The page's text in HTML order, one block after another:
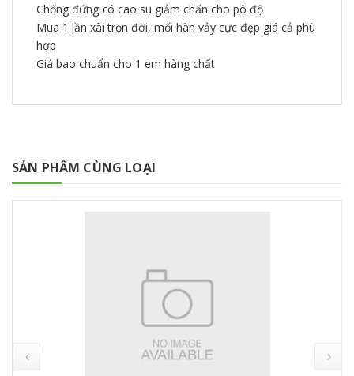
Chống đứng có cao su giảm chấn cho pô độ
Mua 1 lần xài trọn đời, mối hàn vảy cực đẹp giá cả phù
hợp
Giá bao chuẩn cho 1 em hàng chất
SẢN PHẨM CÙNG LOẠI